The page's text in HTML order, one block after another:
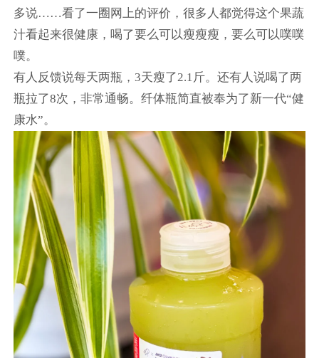
多说……看了一圈网上的评价，很多人都觉得这个果蔬
汁看起来很健康，喝了要么可以瘦瘦瘦，要么可以噗噗
噗。
有人反馈说每天两瓶，3天瘦了2.1斤。还有人说喝了两
瓶拉了8次，非常通畅。纤体瓶简直被奉为了新一代“健
康水”。